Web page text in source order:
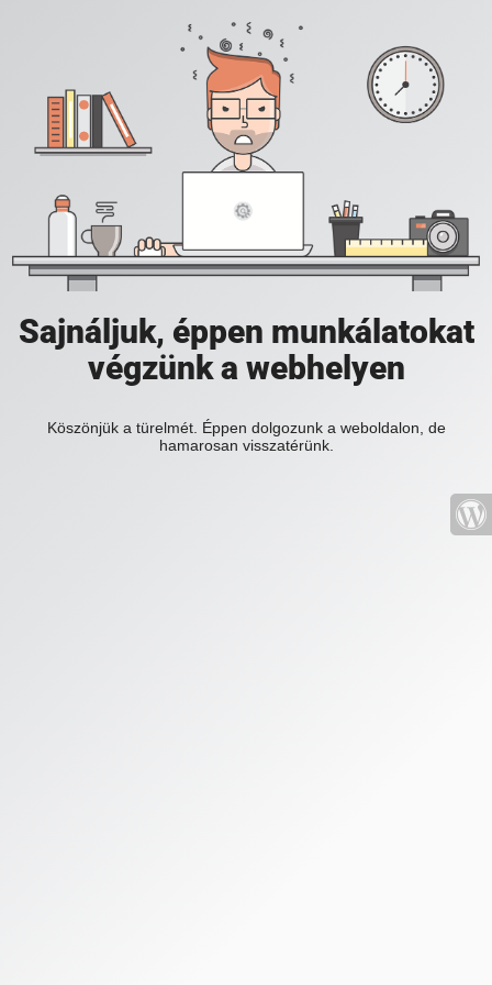
Sajnáljuk, éppen munkálatokat
végzünk a webhelyen
Köszönjük a türelmét. Éppen dolgozunk a weboldalon, de
hamarosan visszatérünk.